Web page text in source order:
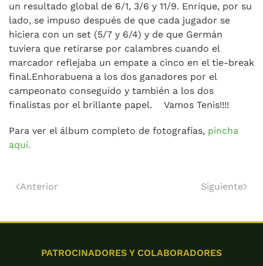
un resultado global de 6/1, 3/6 y 11/9. Enrique, por su
lado, se impuso después de que cada jugador se
hiciera con un set (5/7 y 6/4) y de que Germán
tuviera que retirarse por calambres cuando el
marcador reflejaba un empate a cinco en el tie-break
final.Enhorabuena a los dos ganadores por el
campeonato conseguido y también a los dos
finalistas por el brillante papel. Vamos Tenis!!!!
Para ver el álbum completo de fotografías, pincha
aquí.
Anterior Siguiente
PATROCINADORES Y COLABORADORES